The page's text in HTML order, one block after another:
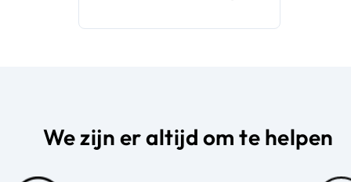
We zijn er altijd om te helpen